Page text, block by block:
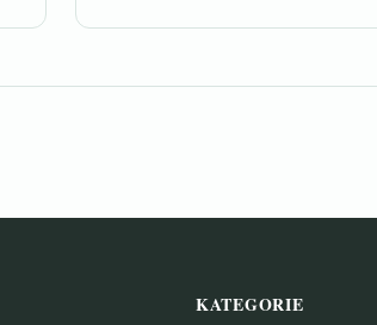
KATEGORIE